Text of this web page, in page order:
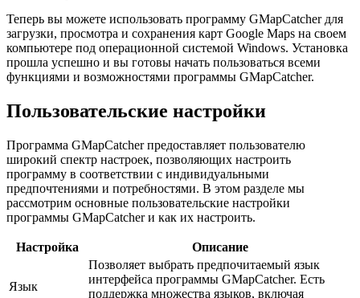
Теперь вы можете использовать программу GMapCatcher для
загрузки, просмотра и сохранения карт Google Maps на своем
компьютере под операционной системой Windows. Установка
прошла успешно и вы готовы начать пользоваться всеми
функциями и возможностями программы GMapCatcher.
Пользовательские настройки
Программа GMapCatcher предоставляет пользователю
широкий спектр настроек, позволяющих настроить
программу в соответствии с индивидуальными
предпочтениями и потребностями. В этом разделе мы
рассмотрим основные пользовательские настройки
программы GMapCatcher и как их настроить.
Настройка Описание
Язык
Позволяет выбрать предпочитаемый язык
интерфейса программы GMapCatcher. Есть
поддержка множества языков, включая